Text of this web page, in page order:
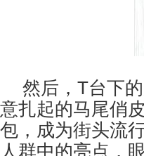
然后， T台下
意扎起的马尾俏
包，成为街头流
人群中的亮点，